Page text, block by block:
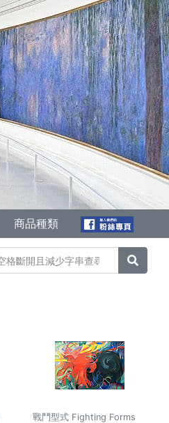
商品種類
戰鬥型式 Fighting Forms